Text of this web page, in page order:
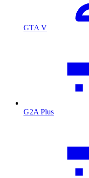
GTA V
G2A Plus